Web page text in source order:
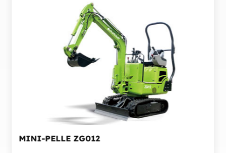
MINI-PELLE ZG012